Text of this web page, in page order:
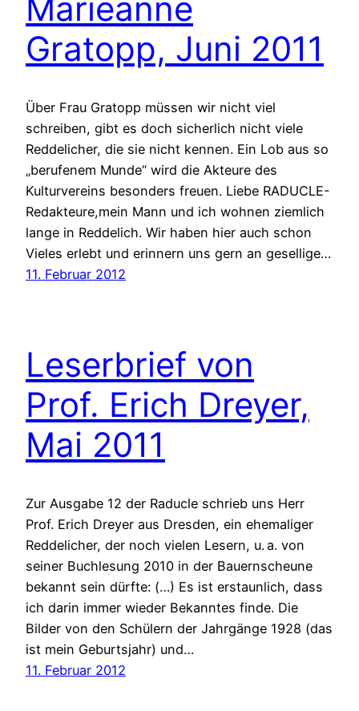
Marieanne
Gratopp, Juni 2011
Über Frau Gratopp müssen wir nicht viel
schreiben, gibt es doch sicherlich nicht viele
Reddelicher, die sie nicht kennen. Ein Lob aus so
„berufenem Munde“ wird die Akteure des
Kulturvereins besonders freuen. Liebe RADUCLE-
Redakteure,mein Mann und ich wohnen ziemlich
lange in Reddelich. Wir haben hier auch schon
Vieles erlebt und erinnern uns gern an gesellige…
11. Februar 2012
Leserbrief von
Prof. Erich Dreyer,
Mai 2011
Zur Ausgabe 12 der Raducle schrieb uns Herr
Prof. Erich Dreyer aus Dresden, ein ehemaliger
Reddelicher, der noch vielen Lesern, u. a. von
seiner Buchlesung 2010 in der Bauernscheune
bekannt sein dürfte: (…) Es ist erstaunlich, dass
ich darin immer wieder Bekanntes finde. Die
Bilder von den Schülern der Jahrgänge 1928 (das
ist mein Geburtsjahr) und…
11. Februar 2012